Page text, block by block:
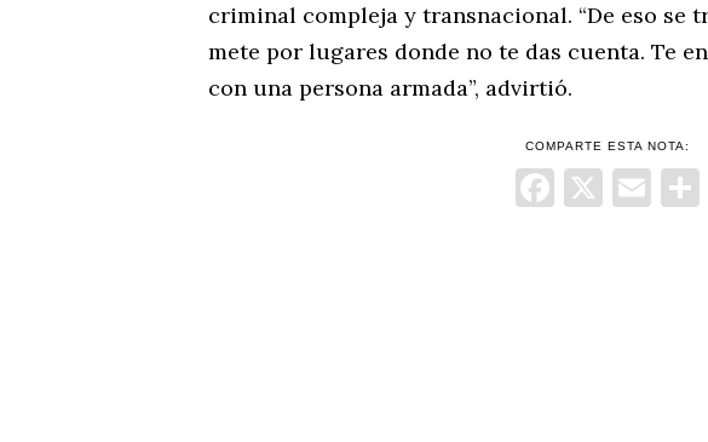
criminal compleja y transnacional. “De eso se
mete por lugares donde no te das cuenta. Te
con una persona armada”, advirtió.
COMPARTE ESTA NOTA:
Facebook
X